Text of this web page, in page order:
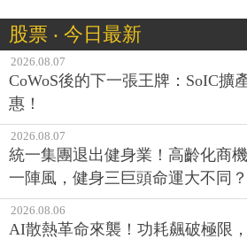
股票 ‧ 今日最新
2026.08.07
CoWoS後的下一張王牌：SoIC擴
惠！
2026.08.07
統一集團退出健身業！高齡化商
一陣風，健身三巨頭命運大不同？
2026.08.06
AI散熱革命來襲！功耗飆破極限